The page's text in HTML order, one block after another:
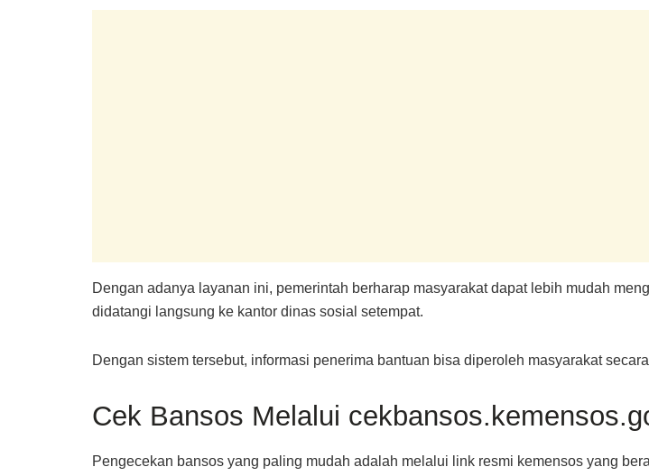
Dengan adanya layanan ini, pemerintah berharap masyarakat dapat lebih mudah
didatangi langsung ke kantor dinas sosial setempat.
Dengan sistem tersebut, informasi penerima bantuan bisa diperoleh masyarakat
Cek Bansos Melalui
Pengecekan bansos yang paling mudah adalah melalui link resmi kemensos yang